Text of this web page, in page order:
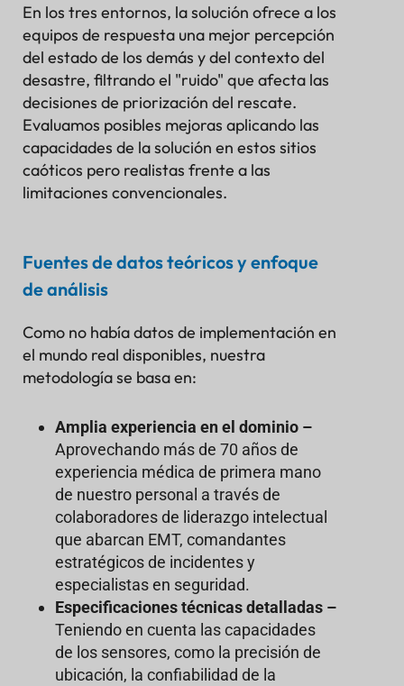
En los tres entornos, la solución ofrece a los
equipos de respuesta una mejor percepción
del estado de los demás y del contexto del
desastre, filtrando el "ruido" que afecta las
decisiones de priorización del rescate.
Evaluamos posibles mejoras aplicando las
capacidades de la solución en estos sitios
caóticos pero realistas frente a las
limitaciones convencionales.
Fuentes de datos teóricos y enfoque
de análisis
Como no había datos de implementación en
el mundo real disponibles, nuestra
metodología se basa en:
Amplia experiencia en el dominio –
Aprovechando más de 70 años de
experiencia médica de primera mano
de nuestro personal a través de
colaboradores de liderazgo intelectual
que abarcan EMT, comandantes
estratégicos de incidentes y
especialistas en seguridad.
Especificaciones técnicas detalladas –
Teniendo en cuenta las capacidades
de los sensores, como la precisión de
ubicación, la confiabilidad de la